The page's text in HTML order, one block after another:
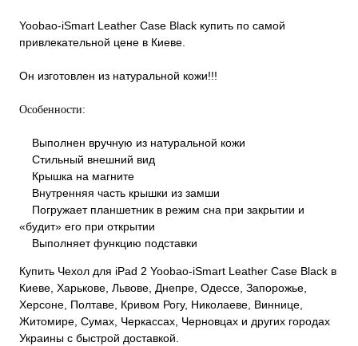
Yoobao-iSmart Leather Case Black купить по самой
привлекательной цене в Киеве.
Он изготовлен из натуральной кожи!!!
Особенности:
Выполнен вручную из натуральной кожи
Стильный внешний вид
Крышка на магните
Внутренняя часть крышки из замши
Погружает планшетник в режим сна при закрытии и
«будит» его при открытии
Выполняет функцию подставки
Купить Чехол для iPad 2 Yoobao-iSmart Leather Case Black в
Киеве, Харькове, Львове, Днепре, Одессе, Запорожье,
Херсоне, Полтаве, Кривом Рогу, Николаеве, Виннице,
Житомире, Сумах, Черкассах, Черновцах и других городах
Украины с быстрой доставкой.